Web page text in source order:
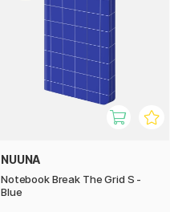
NUUNA
Notebook Break The Grid S -
Blue